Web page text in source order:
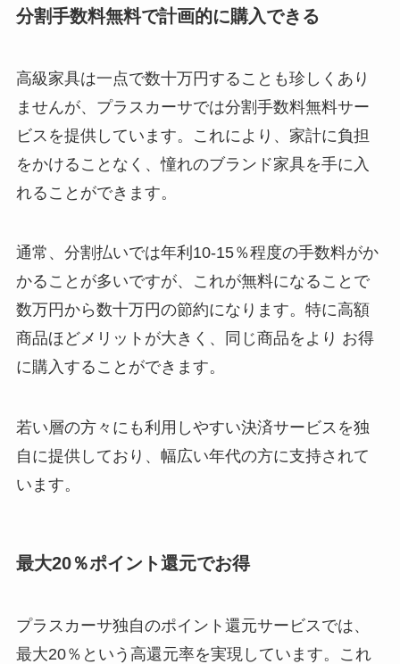
分割手数料無料で計画的に購入できる
高級家具は一点で数十万円することも珍しくあり
ませんが、プラスカーサでは分割手数料無料サー
ビスを提供しています。これにより、家計に負担
をかけることなく、憧れのブランド家具を手に入
れることができます。
通常、分割払いでは年利10-15％程度の手数料がか
かることが多いですが、これが無料になることで
数万円から数十万円の節約になります。特に高額
商品ほどメリットが大きく、同じ商品をより お得
に購入することができます。
若い層の方々にも利用しやすい決済サービスを独
自に提供しており、幅広い年代の方に支持されて
います。
最大20％ポイント還元でお得
プラスカーサ独自のポイント還元サービスでは、
最大20％という高還元率を実現しています。これ